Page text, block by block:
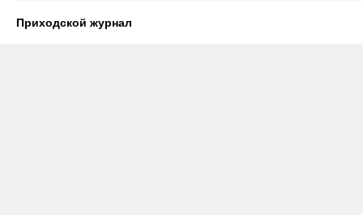
Приходской журнал